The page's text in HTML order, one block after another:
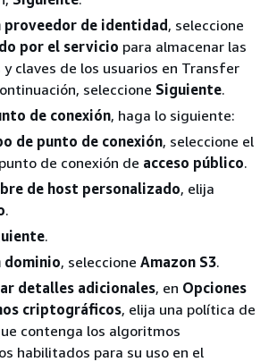
proveedor de identidad, seleccione
por el servicio para almacenar las
claves de los usuarios en Transfer
seleccione Siguiente.
de conexión, haga lo siguiente:
de punto de conexión, seleccione el
de conexión de acceso público.
de host personalizado, elija
.
.
dominio, seleccione Amazon S3.
detalles adicionales, en Opciones
criptográficos, elija una política de
contenga los algoritmos
habilitados para su uso en el